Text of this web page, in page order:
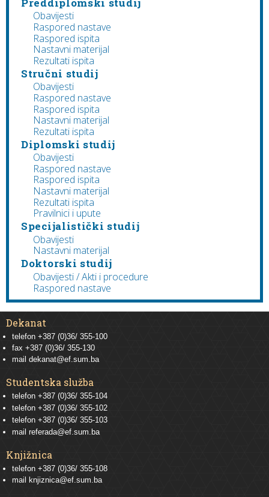
Obavijesti
Raspored nastave
Raspored ispita
Nastavni materijal
Rezultati ispita
Stručni studij
Obavijesti
Raspored nastave
Raspored ispita
Nastavni materijal
Rezultati ispita
Diplomski studij
Obavijesti
Raspored nastave
Raspored ispita
Nastavni materijal
Rezultati ispita
Pravilnici i upute
Specijalistički studij
Obavijesti
Nastavni materijal
Doktorski studij
Obavijesti / Akti i procedure
Raspored nastave
Dekanat
telefon +387 (0)36/ 355-100
fax +387 (0)36/ 355-130
mail dekanat@ef.sum.ba
Studentska služba
telefon +387 (0)36/ 355-104
telefon +387 (0)36/ 355-102
telefon +387 (0)36/ 355-103
mail referada@ef.sum.ba
Knjižnica
telefon +387 (0)36/ 355-108
mail knjiznica@ef.sum.ba